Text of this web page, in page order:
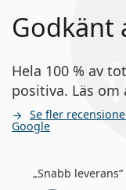
Godkänt
Hela 100 % av
positiva. Läs om
Se fler
Google
Snabb leverans